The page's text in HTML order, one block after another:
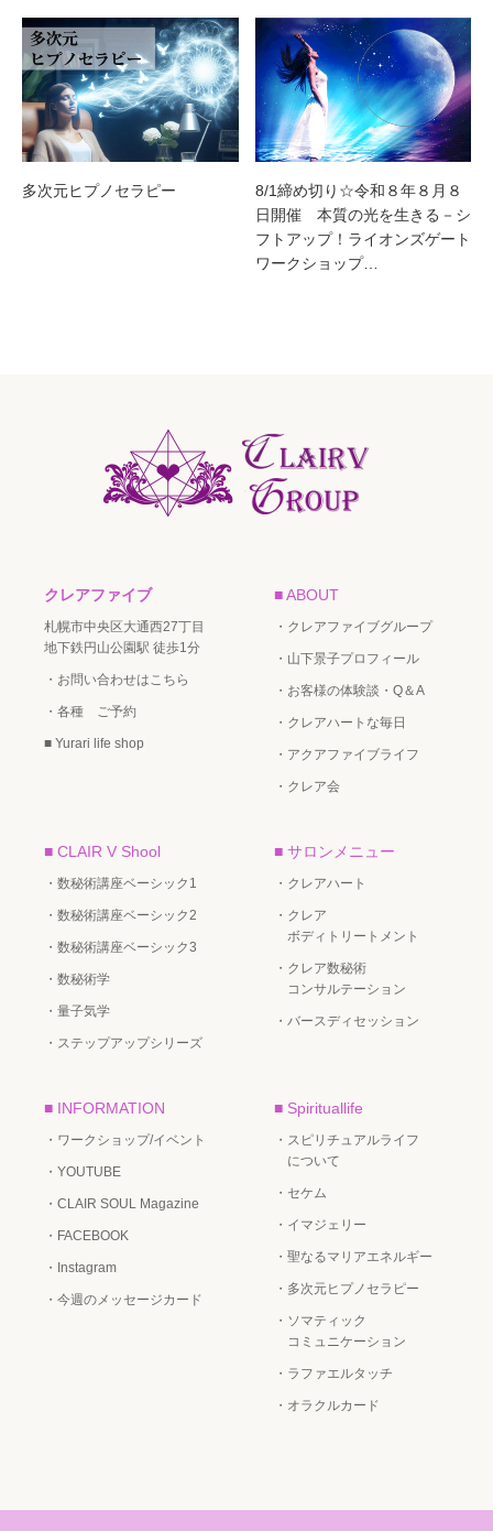
多次元ヒプノセラピー
8/1締め切り☆令和８年８月８
日開催 本質の光を生きる－シ
フトアップ！ライオンズゲート
ワークショップ…
クレアファイブ
札幌市中央区大通西27丁目
地下鉄円山公園駅 徒歩1分
・お問い合わせはこちら
・各種 ご予約
■ Yurari life shop
■ ABOUT
・クレアファイブグループ
・山下景子プロフィール
・お客様の体験談・Q＆A
・クレアハートな毎日
・アクアファイブライフ
・クレア会
■ CLAIR V Shool
・数秘術講座ベーシック1
・数秘術講座ベーシック2
・数秘術講座ベーシック3
・数秘術学
・量子気学
・ステップアップシリーズ
■ サロンメニュー
・クレアハート
・クレア
ボディトリートメント
・クレア数秘術
コンサルテーション
・バースディセッション
■ INFORMATION
・ワークショップ/イベント
・YOUTUBE
・CLAIR SOUL Magazine
・FACEBOOK
・Instagram
・今週のメッセージカード
■ Spirituallife
・スピリチュアルライフ
について
・セケム
・イマジェリー
・聖なるマリアエネルギー
・多次元ヒプノセラピー
・ソマティック
コミュニケーション
・ラファエルタッチ
・オラクルカード